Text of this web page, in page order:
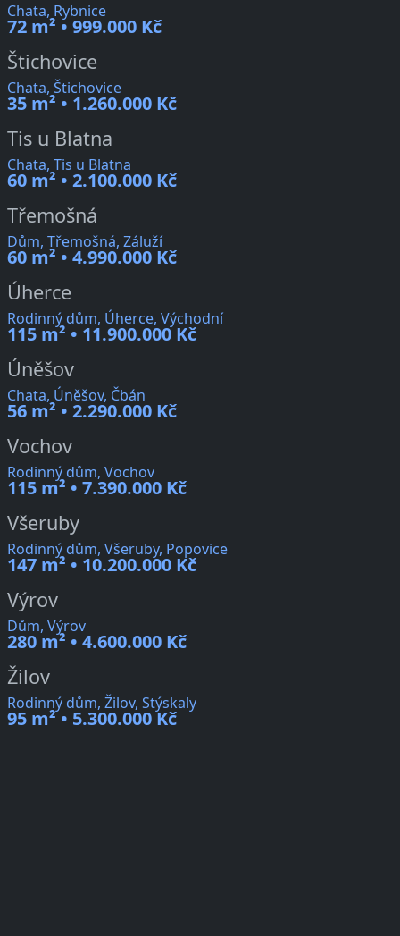
Chata, Rybnice
72 m² • 999.000 Kč
Štichovice
Chata, Štichovice
35 m² • 1.260.000 Kč
Tis u Blatna
Chata, Tis u Blatna
60 m² • 2.100.000 Kč
Třemošná
Dům, Třemošná, Záluží
60 m² • 4.990.000 Kč
Úherce
Rodinný dům, Úherce, Východní
115 m² • 11.900.000 Kč
Úněšov
Chata, Úněšov, Čbán
56 m² • 2.290.000 Kč
Vochov
Rodinný dům, Vochov
115 m² • 7.390.000 Kč
Všeruby
Rodinný dům, Všeruby, Popovice
147 m² • 10.200.000 Kč
Výrov
Dům, Výrov
280 m² • 4.600.000 Kč
Žilov
Rodinný dům, Žilov, Stýskaly
95 m² • 5.300.000 Kč